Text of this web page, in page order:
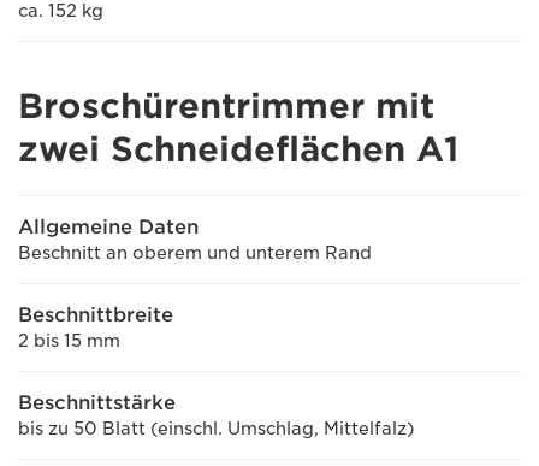
ca. 152 kg
Broschürentrimmer mit
zwei Schneideflächen A1
Allgemeine Daten
Beschnitt an oberem und unterem Rand
Beschnittbreite
2 bis 15 mm
Beschnittstärke
bis zu 50 Blatt (einschl. Umschlag, Mittelfalz)